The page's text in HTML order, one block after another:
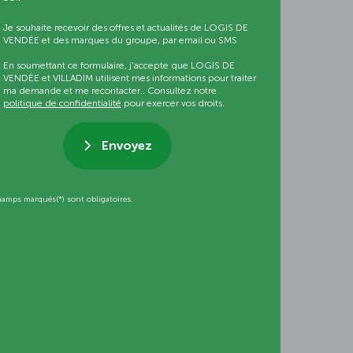
Je souhaite recevoir des offres et actualités de LOGIS DE
VENDÉE et des marques du groupe, par email ou SMS
En soumettant ce formulaire, j’accepte que LOGIS DE
VENDÉE et VILLADIM utilisent mes informations pour traiter
ma demande et me recontacter.. Consultez notre
politique de confidentialité pour exercer vos droits.
Envoyez
marqués(*) sont obligatoires.